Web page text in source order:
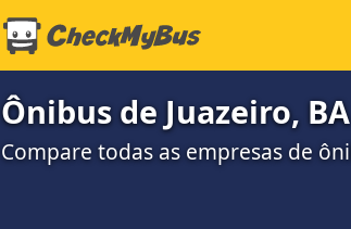
Ônibus de Juazeiro,
Compare todas as empresas de